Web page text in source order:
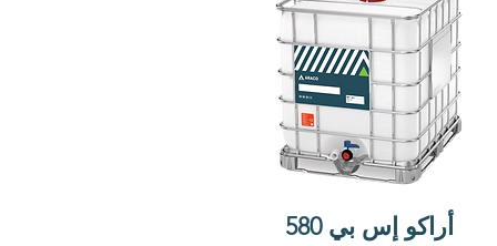
لا تحتوي ARACO SP 466
على كلوريد الكالسيوم أو
أي كلوريدات مضافة عن
قصد ولن تبدأ أو تساهم في
التآكل على حديد التسليح
الموجود في الخرسانة.
يفي ARACO SP 466
أراكو إس بي 580